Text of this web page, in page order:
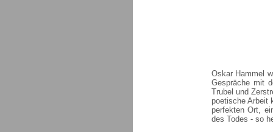
Oskar Hammel
Gespräche mit
Trubel und
poetische Arbeit
perfekten Ort,
des Todes - so